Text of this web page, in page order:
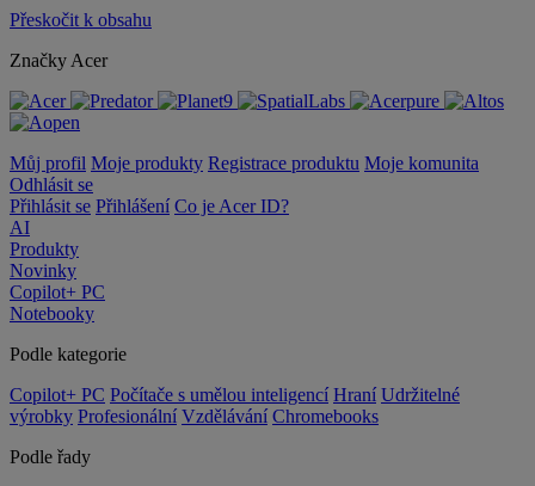
Přeskočit k obsahu
Značky Acer
Můj profil Moje produkty Registrace produktu Moje komunita
Odhlásit se
Přihlásit se Přihlášení Co je Acer ID?
AI
Produkty
Novinky
Copilot+ PC
Notebooky
Podle kategorie
Copilot+ PC Počítače s umělou inteligencí Hraní Udržitelné
výrobky Profesionální Vzdělávání Chromebooks
Podle řady